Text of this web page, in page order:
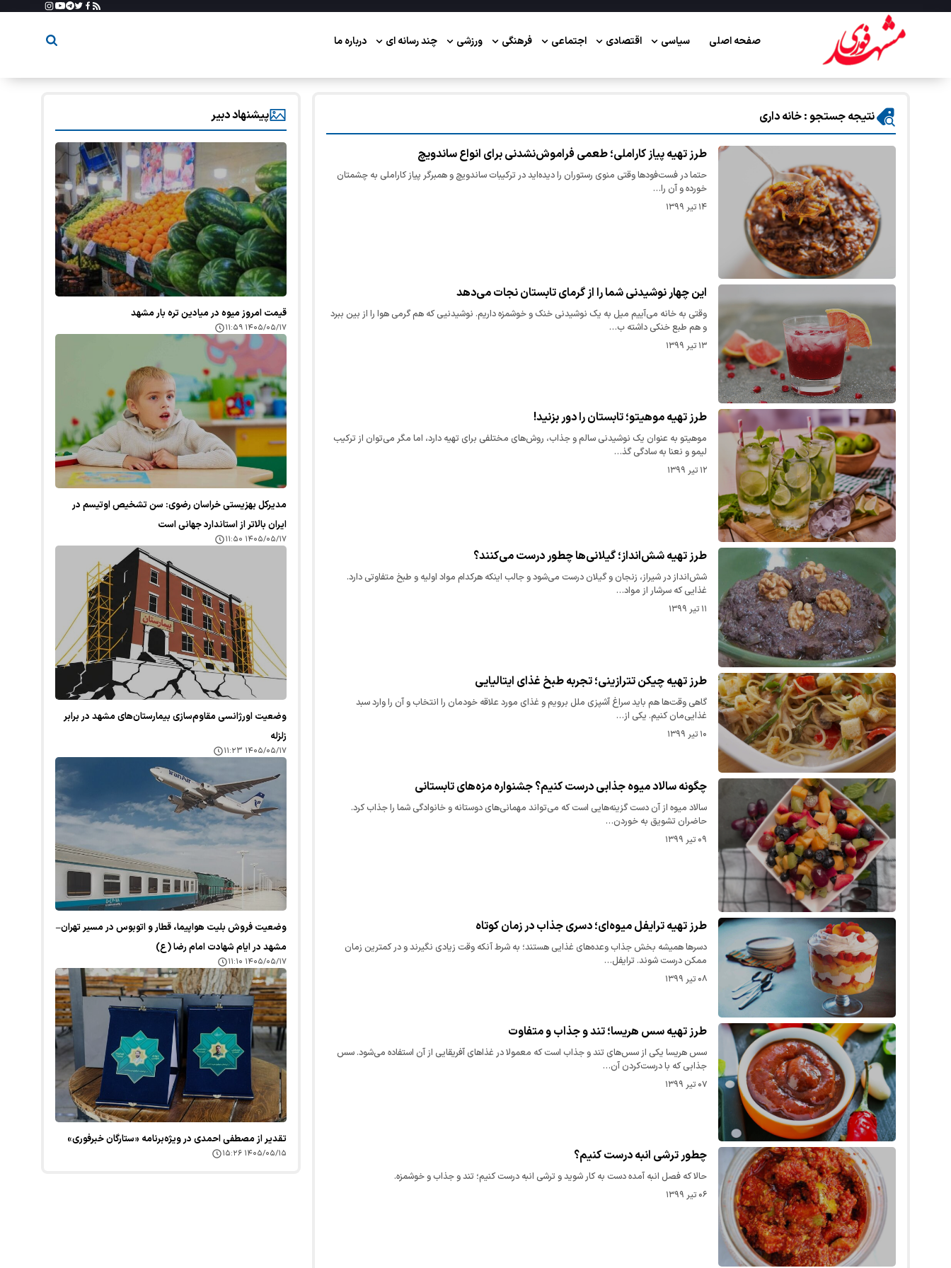
صفحه اصلی سیاسی اقتصادی اجتماعی فرهنگی ورزشی چند رسانه ای درباره ما
نتیجه جستجو : خانه داری
طرز تهیه پیاز کاراملی؛ طعمی فراموش‌نشدنی برای انواع ساندویچ
حتما در فست‌فودها وقتی منوی رستوران را دیده‌اید در ترکیبات ساندویچ و همبرگر پیاز کاراملی به چشمتان
خورده و آن را…
۱۴ تیر ۱۳۹۹
این چهار نوشیدنی شما را از گرمای تابستان نجات می‌دهد
وقتی به خانه می‌آییم میل به یک نوشیدنی خنک و خوشمزه داریم. نوشیدنیی که هم گرمی هوا را از بین ببرد
و هم طبع خنکی داشته ب…
۱۳ تیر ۱۳۹۹
طرز تهیه موهیتو؛ تابستان را دور بزنید!
موهیتو به عنوان یک نوشیدنی سالم و جذاب، روش‌های مختلفی برای تهیه دارد، اما مگر می‌توان از ترکیب
لیمو و نعنا به سادگی گذ…
۱۲ تیر ۱۳۹۹
طرز تهیه شش‌انداز؛ گیلانی‌ها چطور درست می‌کنند؟
شش‌انداز در شیراز، زنجان و گیلان درست می‌شود و جالب اینکه هرکدام مواد اولیه و طبخ متفاوتی دارد.
غذایی که سرشار از مواد…
۱۱ تیر ۱۳۹۹
طرز تهیه چیکن تترازینی؛ تجربه طبخ غذای ایتالیایی
گاهی وقت‌ها هم باید سراغ آشپزی ملل برویم و غذای مورد علاقه خودمان را انتخاب و آن را وارد سبد
غذایی‌مان کنیم. یکی از…
۱۰ تیر ۱۳۹۹
چگونه سالاد میوه جذابی درست کنیم؟ جشنواره‌ مزه‌های تابستانی
سالاد میوه از آن دست گزینه‌هایی است که می‌تواند مهمانی‌های دوستانه و خانوادگی شما را جذاب کرد.
حاضران تشویق به خوردن…
۰۹ تیر ۱۳۹۹
طرز تهیه ترایفل میوه‌ای؛ دسری جذاب در زمان کوتاه
دسرها همیشه بخش جذاب وعده‌های غذایی هستند؛ به شرط آنکه وقت زیادی نگیرند و در کمترین زمان
ممکن درست شوند. ترایفل…
۰۸ تیر ۱۳۹۹
طرز تهیه سس هریسا؛ تند و جذاب و متفاوت
سس هریسا یکی از سس‌های تند و جذاب است که معمولا در غذاهای آفریقایی از آن استفاده می‌شود. سس
جذابی که با درست‌کردن آن…
۰۷ تیر ۱۳۹۹
چطور ترشی انبه درست کنیم؟
حالا که فصل انبه آمده دست به کار شوید و ترشی انبه درست کنیم؛ تند و جذاب و خوشمزه.
۰۶ تیر ۱۳۹۹
پیشنهاد دبیر
قیمت امروز میوه در میادین تره بار مشهد
۱۴۰۵/۰۵/۱۷ ۱۱:۵۹
مدیرکل بهزیستی خراسان رضوی: سن تشخیص اوتیسم در
ایران بالاتر از استاندارد جهانی است
۱۴۰۵/۰۵/۱۷ ۱۱:۵۰
وضعیت اورژانسی مقاوم‌سازی بیمارستان‌های مشهد در برابر
زلزله
۱۴۰۵/۰۵/۱۷ ۱۱:۲۳
وضعیت فروش بلیت هواپیما، قطار و اتوبوس در مسیر تهران–
مشهد در ایام شهادت امام رضا (ع)
۱۴۰۵/۰۵/۱۷ ۱۱:۱۰
تقدیر از مصطفی احمدی در ویژه‌برنامه «ستارگان خبرفوری»
۱۴۰۵/۰۵/۱۵ ۱۵:۲۶